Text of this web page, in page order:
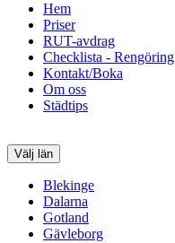
Hem
Priser
RUT-avdrag
Checklista - Rengöring
Kontakt/Boka
Om oss
Städtips
Välj län
Blekinge
Dalarna
Gotland
Gävleborg